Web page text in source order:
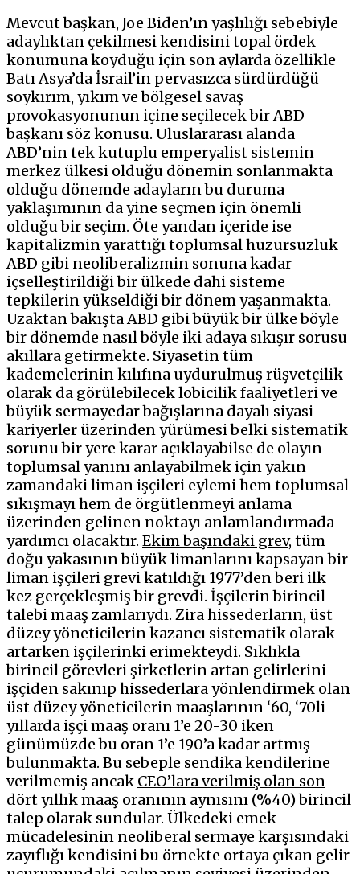
Mevcut başkan, Joe Biden’ın yaşlılığı sebebiyle
adaylıktan çekilmesi kendisini topal ördek
konumuna koyduğu için son aylarda özellikle
Batı Asya’da İsrail’in pervasızca sürdürdüğü
soykırım, yıkım ve bölgesel savaş
provokasyonunun içine seçilecek bir ABD
başkanı söz konusu. Uluslararası alanda
ABD’nin tek kutuplu emperyalist sistemin
merkez ülkesi olduğu dönemin sonlanmakta
olduğu dönemde adayların bu duruma
yaklaşımının da yine seçmen için önemli
olduğu bir seçim. Öte yandan içeride ise
kapitalizmin yarattığı toplumsal huzursuzluk
ABD gibi neoliberalizmin sonuna kadar
içselleştirildiği bir ülkede dahi sisteme
tepkilerin yükseldiği bir dönem yaşanmakta.
Uzaktan bakışta ABD gibi büyük bir ülke böyle
bir dönemde nasıl böyle iki adaya sıkışır sorusu
akıllara getirmekte. Siyasetin tüm
kademelerinin kılıfına uydurulmuş rüşvetçilik
olarak da görülebilecek lobicilik faaliyetleri ve
büyük sermayedar bağışlarına dayalı siyasi
kariyerler üzerinden yürümesi belki sistematik
sorunu bir yere karar açıklayabilse de olayın
toplumsal yanını anlayabilmek için yakın
zamandaki liman işçileri eylemi hem toplumsal
sıkışmayı hem de örgütlenmeyi anlama
üzerinden gelinen noktayı anlamlandırmada
yardımcı olacaktır. Ekim başındaki grev, tüm
doğu yakasının büyük limanlarını kapsayan bir
liman işçileri grevi katıldığı 1977’den beri ilk
kez gerçekleşmiş bir grevdi. İşçilerin birincil
talebi maaş zamlarıydı. Zira hissederların, üst
düzey yöneticilerin kazancı sistematik olarak
artarken işçilerinki erimekteydi. Sıklıkla
birincil görevleri şirketlerin artan gelirlerini
işçiden sakınıp hissederlara yönlendirmek olan
üst düzey yöneticilerin maaşlarının ‘60, ‘70li
yıllarda işçi maaş oranı 1’e 20-30 iken
günümüzde bu oran 1’e 190’a kadar artmış
bulunmakta. Bu sebeple sendika kendilerine
verilmemiş ancak CEO’lara verilmiş olan son
dört yıllık maaş oranının aynısını (%40) birincil
talep olarak sundular. Ülkedeki emek
mücadelesinin neoliberal sermaye karşısındaki
zayıflığı kendisini bu örnekte ortaya çıkan gelir